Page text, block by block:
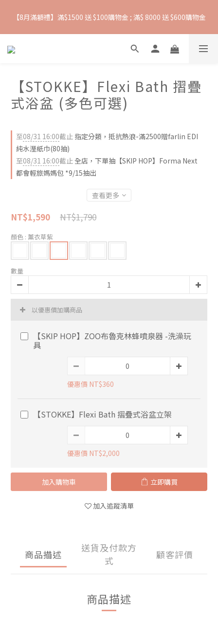
抵抗熱浪必備用品︱滿$2500贈 Farlin EDI超純水溼紙巾
【8月滿額禮】滿$1500 送 $100購物金 ; 滿$ 8000 送 $600購物金
【爸氣一夏 】推車汽座 滿 $5000 送$ 388  滿 $10,000 送 $888 購
抵抗熱浪必備用品︱滿$2500贈 Farlin EDI超純水溼紙巾
【STOKKE】Flexi Bath 摺疊
式浴盆 (多色可選)
至08/31 16:00截止 指定分類，抵抗熱浪-滿2500贈farlin EDI
純水溼紙巾(80抽)
至08/31 16:00截止 全店，下單抽【SKIP HOP】Forma Next
都會輕旅媽媽包 *9/15抽出
查看更多
NT$1,790
NT$1,590
顏色 : 薰衣草紫
數量
以優惠價加購商品
【SKIP HOP】ZOO布魯克林蜂噴泉器 -洗澡玩
具
優惠價 NT$360
【STOKKE】Flexi Bath 摺疊式浴盆立架
優惠價 NT$2,000
加入購物車 立即購買
加入追蹤清單
商品描述
送貨及付款方
式
顧客評價
商品描述